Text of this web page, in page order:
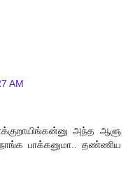
AM
அந்த ஆளு
பாக்கனுமா.. தண்ணிய